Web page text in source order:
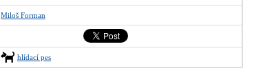
Miloš Forman
hlídací pes